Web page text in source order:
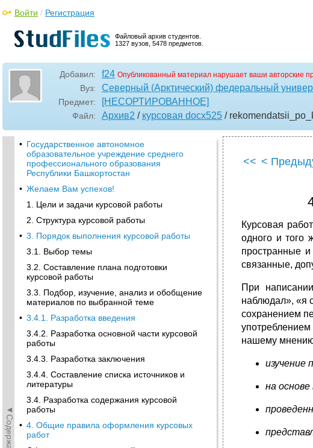
Файловый архив студентов.
1327 вузов, 5478 предметов.
Войти / Регистрация
Добавил: f24 Опубликованный материал нарушает ваши авторские
Вуз: Северный (Арктический) федеральный
Предмет: [НЕСОРТИРОВАННОЕ]
Файл: Архив2 / курсовая docx525 /
• Государственное автономное
образовательное учреждение среднего
профессионального образования
Республики Башкортостан
• Желаем Вам успехов!
1. Цели и задачи курсовой работы
2. Структура курсовой работы
• 3. Порядок выполнения курсовой работы
3.1. Выбор темы
3.2. Составление плана подготовки
курсовой работы
3.3. Подбор, изучение, анализ и обобщение
материалов по выбранной теме
• 3.4.1. Разработка введения
3.4.2. Разработка основной части курсовой
работы
3.4.3. Разработка заключения
3.4.4. Составление списка источников и
литературы
3.4. Разработка содержания курсовой
работы
• 4. Общие правила оформления курсовых
работ
<< <
Курсовая
одного и того
пространные
связанные,
При
наблюдал», «я
сохранением
нашему
изучение
на